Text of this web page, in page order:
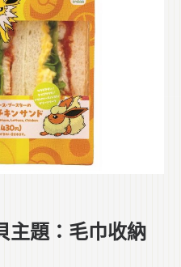
主題：毛巾收納